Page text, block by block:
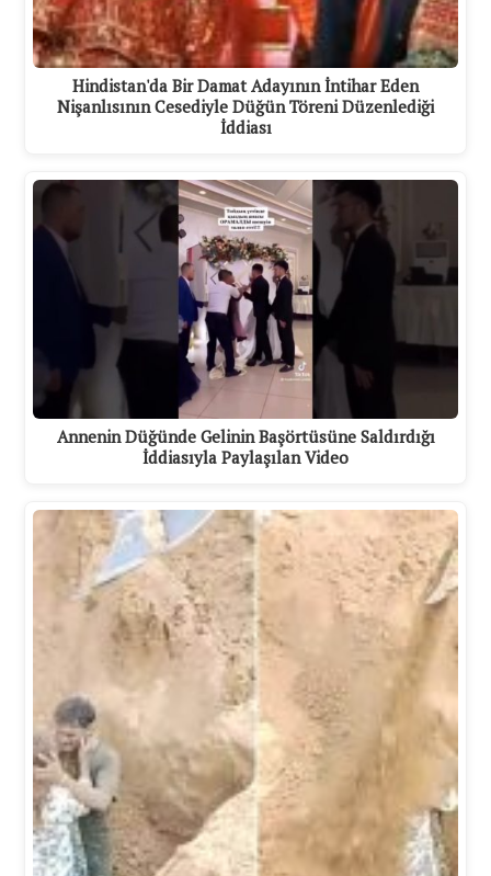
Hindistan'da Bir Damat Adayının İntihar Eden
Nişanlısının Cesediyle Düğün Töreni Düzenlediği
İddiası
Annenin Düğünde Gelinin Başörtüsüne Saldırdığı
İddiasıyla Paylaşılan Video